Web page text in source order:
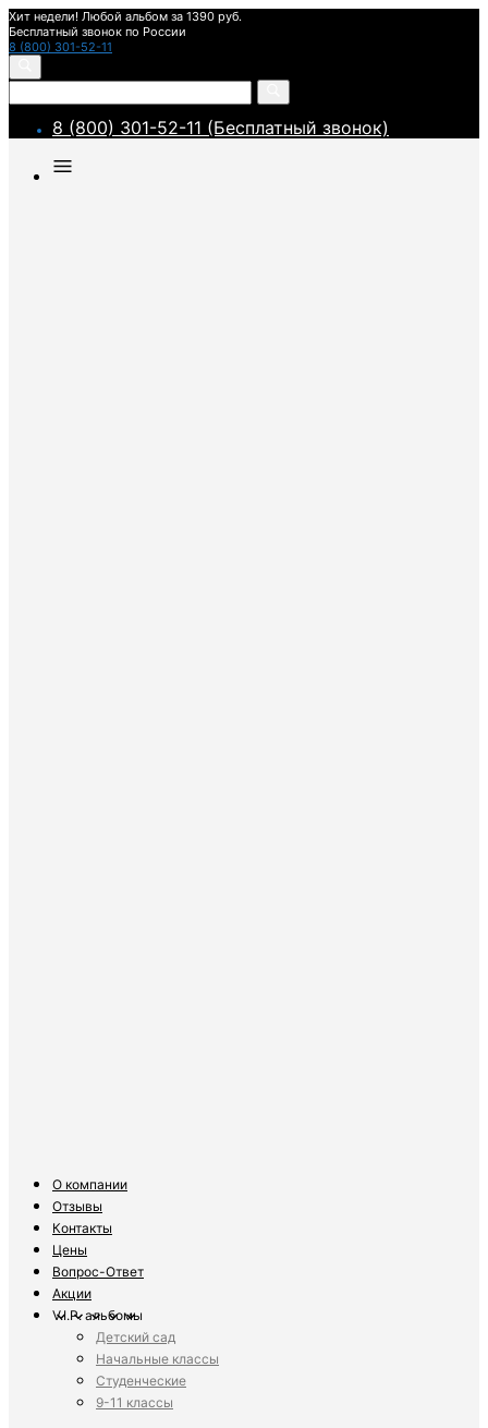
Хит недели! Любой альбом за 1390 руб.
Бесплатный звонок по России
8 (800) 301-52-11
8 (800) 301-52-11 (Бесплатный звонок)
О компании
Отзывы
Контакты
Цены
Вопрос-Ответ
Акции
V.I.P. альбомы
Детский сад
Начальные классы
Студенческие
9-11 классы